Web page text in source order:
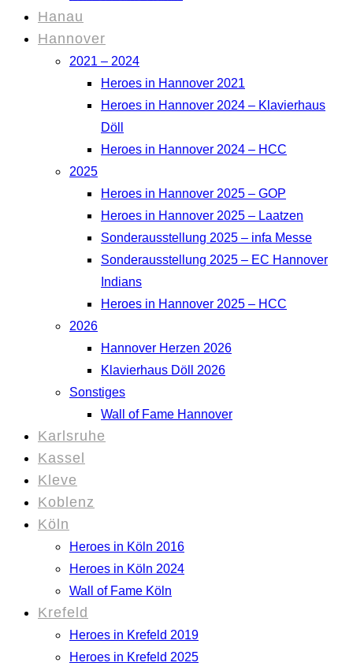
Hanau
Hannover
2021 – 2024
Heroes in Hannover 2021
Heroes in Hannover 2024 – Klavierhaus
Döll
Heroes in Hannover 2024 – HCC
2025
Heroes in Hannover 2025 – GOP
Heroes in Hannover 2025 – Laatzen
Sonderausstellung 2025 – infa Messe
Sonderausstellung 2025 – EC Hannover
Indians
Heroes in Hannover 2025 – HCC
2026
Hannover Herzen 2026
Klavierhaus Döll 2026
Sonstiges
Wall of Fame Hannover
Karlsruhe
Kassel
Kleve
Koblenz
Köln
Heroes in Köln 2016
Heroes in Köln 2024
Wall of Fame Köln
Krefeld
Heroes in Krefeld 2019
Heroes in Krefeld 2025